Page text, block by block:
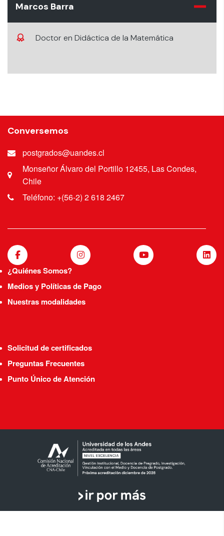
Marcos Barra
Doctor en Didáctica de la Matemática
Conversemos
postgrados@uandes.cl
Monseñor Álvaro del Portillo 12455, Las Condes,
Chile
Teléfono: +(56-2) 2 618 2467
¿Quiénes Somos?
Medios y Políticas de Pago
Nuestras modalidades
Solicitud de certificados
Preguntas Frecuentes
Punto Único de Atención